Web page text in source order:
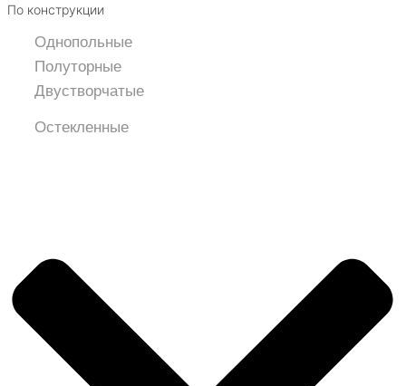
По конструкции
Однопольные
Полуторные
Двустворчатые
Остекленные